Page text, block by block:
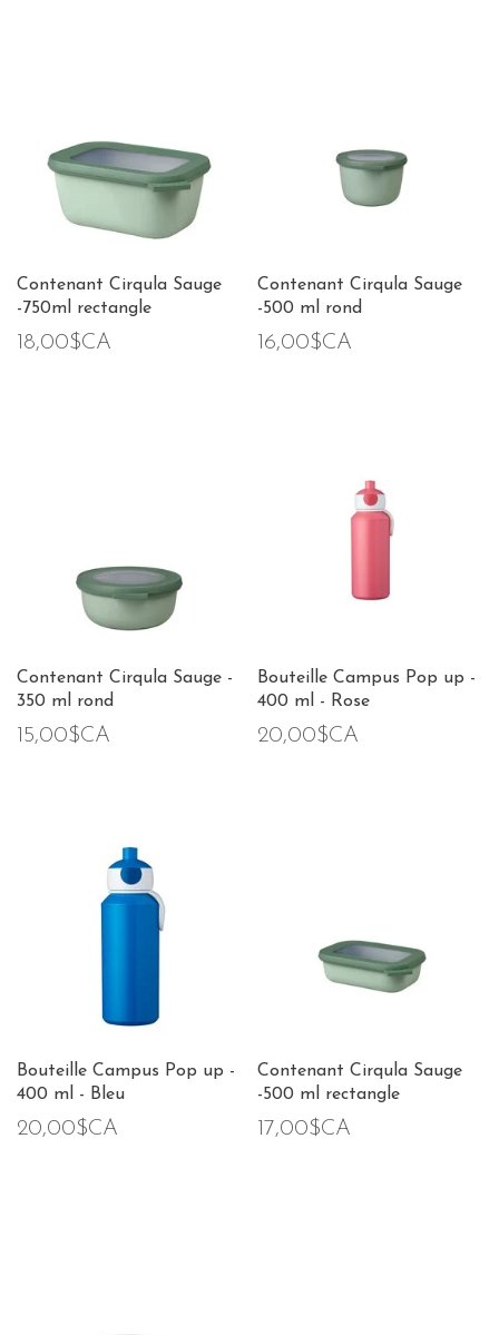
Contenant Cirqula Sauge
-750ml rectangle
18,00$CA
Contenant Cirqula Sauge
-500 ml rond
16,00$CA
Contenant Cirqula Sauge -
350 ml rond
15,00$CA
Bouteille Campus Pop up -
400 ml - Rose
20,00$CA
Bouteille Campus Pop up -
400 ml - Bleu
20,00$CA
Contenant Cirqula Sauge
-500 ml rectangle
17,00$CA